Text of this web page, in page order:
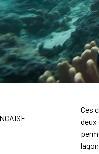
Ces
deux